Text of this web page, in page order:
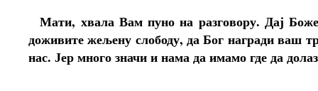
Мати, хвала Вам пуно на разговору. Дај
доживите жељену слободу, да Бог награди ваш
нас. Јер много значи и нама да имамо где да